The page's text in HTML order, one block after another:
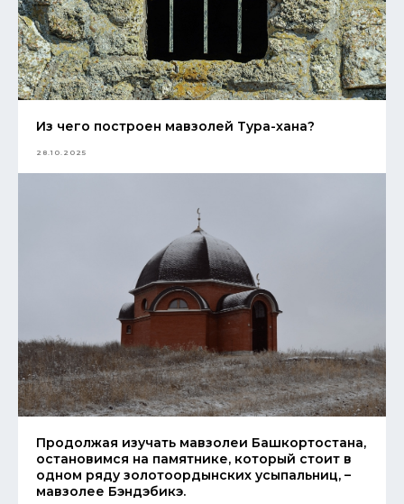
Из чего построен мавзолей Тура-хана?
28.10.2025
Продолжая изучать мавзолеи Башкортостана,
остановимся на памятнике, который стоит в
одном ряду золотоордынских усыпальниц, –
мавзолее Бэндэбикэ.